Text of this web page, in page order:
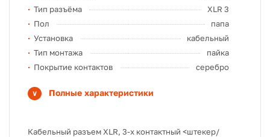
Тип разъёма
XLR 3
Пол
папа
Установка
кабельный
Тип монтажа
пайка
Покрытие контактов
серебро
Полные характеристики
Кабельный разъем XLR, 3-х контактный <штекер/